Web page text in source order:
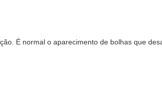
É normal o aparecimento de bolhas que